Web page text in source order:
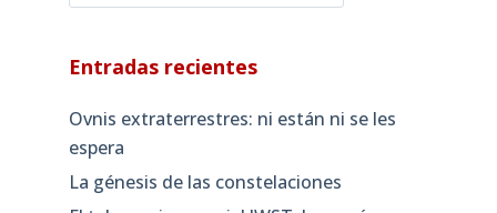
Entradas recientes
Ovnis extraterrestres: ni están ni se les
espera
La génesis de las constelaciones